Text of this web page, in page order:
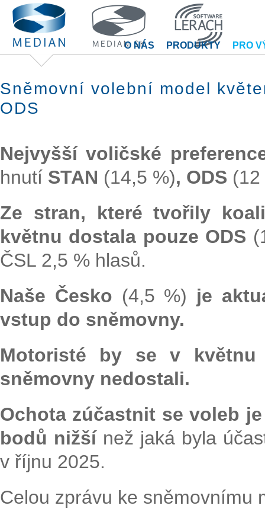
O NÁS PRODUKTY PRO
Sněmovní volební model
ODS
Nejvyšší voličské
hnutí STAN (14,5 %), ODS
Ze stran, které tvořily
květnu dostala pouze ODS
ČSL 2,5 % hlasů.
Naše Česko (4,5 %) je
vstup do sněmovny.
Motoristé by se v
sněmovny nedostali.
Ochota zúčastnit se voleb
bodů nižší než jaká byla
v říjnu 2025.
Celou zprávu ke sněmovnímu